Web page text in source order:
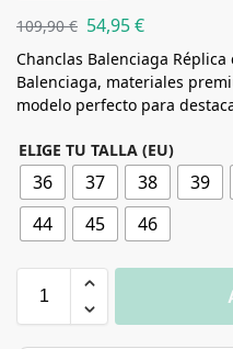
109,90€ 54,95€
Chanclas Balenciaga
Balenciaga, materiales
modelo perfecto para
ELIGE TU TALLA (EU)
36 37 38 39
44
45 46